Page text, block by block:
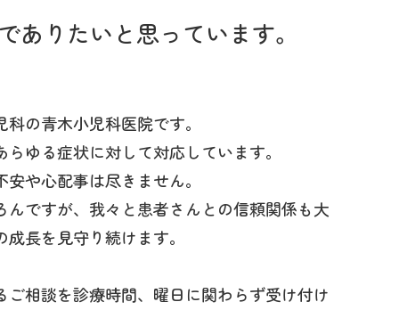
りたいと思っています。
の青木小児科医院です。
ゆる症状に対して対応しています。
や心配事は尽きません。
んですが、我々と患者さんとの信頼関係も大
長を見守り続けます。
ご相談を診療時間、曜日に関わらず受け付け